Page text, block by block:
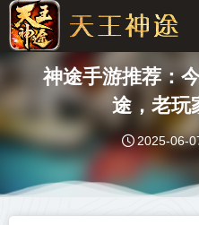
神途手游推荐：
途，老玩
2025-06-